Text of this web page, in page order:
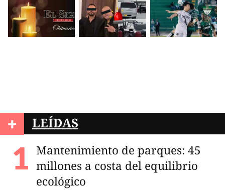
+ LEÍDAS
Mantenimiento de parques: 45
millones a costa del equilibrio
ecológico